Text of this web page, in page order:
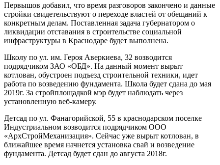
Первышов добавил, что время разговоров закончено и данные
стройки свидетельствуют о переходе властей от обещаний к
конкретным делам. Поставленная задача губернатором о
ликвидации отставания в строительстве социальной
инфраструктуры в Краснодаре будет выполнена.
Школу по ул. им. Героя Аверкиева, 32 возводится
подрядчиком ЗАО «ОБД». На данный момент вырыт
котлован, обустроен подъезд строительной техники, идет
работа по возведению фундамента. Школа будет сдана до мая
2019г. За стройплощадкой мэр будет наблюдать через
установленную веб-камеру.
Детсад по ул. Фанагорийской, 55 в краснодарском поселке
Индустриальном возводится подрядчиком ООО
«АрхСтройМеханизация». Сейчас уже вырыт котлован, в
ближайшее время начнется установка свай и возведение
фундамента. Детсад будет сдан до августа 2018г.